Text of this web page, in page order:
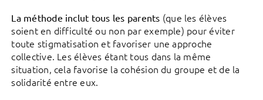
La méthode inclut tous les parents (que les élèves
soient en difficulté ou non par exemple) pour éviter
toute stigmatisation et favoriser une approche
collective. Les élèves étant tous dans la même
situation, cela favorise la cohésion du groupe et de la
solidarité entre eux.